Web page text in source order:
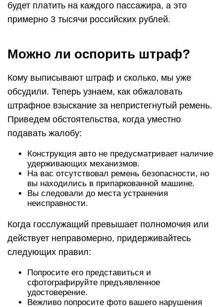
будет платить на каждого пассажира, а это
примерно 3 тысячи российских рублей.
Можно ли оспорить штраф?
Кому выписывают штраф и сколько, мы уже
обсудили. Теперь узнаем, как обжаловать
штрафное взыскание за непристегнутый ремень.
Приведем обстоятельства, когда уместно
подавать жалобу:
Конструкция авто не предусматривает наличие
удерживающих механизмов.
На вас отсутствовал ремень безопасности, но
вы находились в припаркованной машине.
Вы следовали до места устранения
неисправности.
Когда госслужащий превышает полномочия или
действует неправомерно, придерживайтесь
следующих правил:
Попросите его представиться и
сфотографируйте предъявленное
удостоверение.
Вежливо попросите фото вашего нарушения